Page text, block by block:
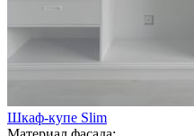
Шкаф-купе Slim